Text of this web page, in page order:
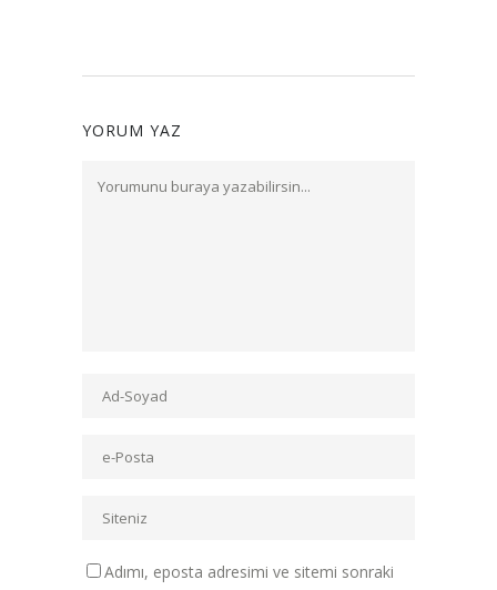
YORUM YAZ
Adımı, eposta adresimi ve sitemi sonraki